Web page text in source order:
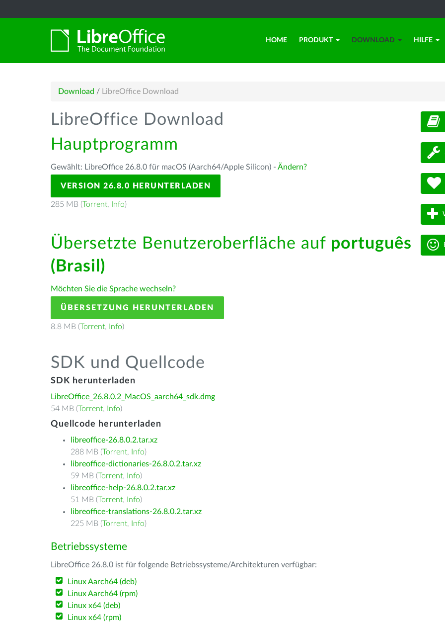
HOME PRODUKT DOWNLOAD HILFE
Download / LibreOffice Download
LibreOffice Download
Hauptprogramm
Gewählt: LibreOffice 26.8.0 für macOS (Aarch64/Apple Silicon) - Ändern?
VERSION 26.8.0 HERUNTERLADEN
285 MB (Torrent, Info)
Übersetzte Benutzeroberfläche auf português
(Brasil)
Möchten Sie die Sprache wechseln?
ÜBERSETZUNG HERUNTERLADEN
8.8 MB (Torrent, Info)
SDK und Quellcode
SDK herunterladen
LibreOffice_26.8.0.2_MacOS_aarch64_sdk.dmg
54 MB (Torrent, Info)
Quellcode herunterladen
libreoffice-26.8.0.2.tar.xz
288 MB (Torrent, Info)
libreoffice-dictionaries-26.8.0.2.tar.xz
59 MB (Torrent, Info)
libreoffice-help-26.8.0.2.tar.xz
51 MB (Torrent, Info)
libreoffice-translations-26.8.0.2.tar.xz
225 MB (Torrent, Info)
Betriebssysteme
LibreOffice 26.8.0 ist für folgende Betriebssysteme/Architekturen verfügbar:
Linux Aarch64 (deb)
Linux Aarch64 (rpm)
Linux x64 (deb)
Linux x64 (rpm)